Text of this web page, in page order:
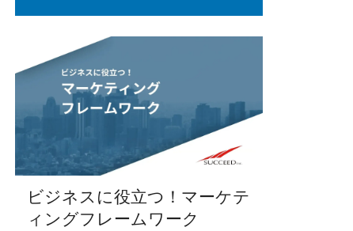
ビジネスに役立つ！マーケテ
ィングフレームワーク